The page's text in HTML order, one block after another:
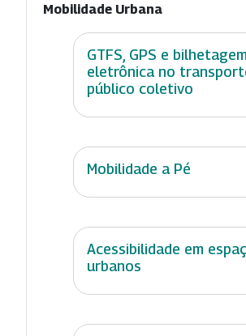
Mobilidade Urbana
GTFS, GPS e bilhetagem
eletrônica no
público coletivo
Mobilidade a Pé
Acessibilidade em
urbanos